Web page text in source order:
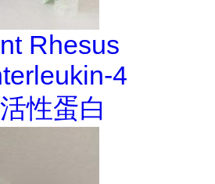
Rhesus
4
性蛋白